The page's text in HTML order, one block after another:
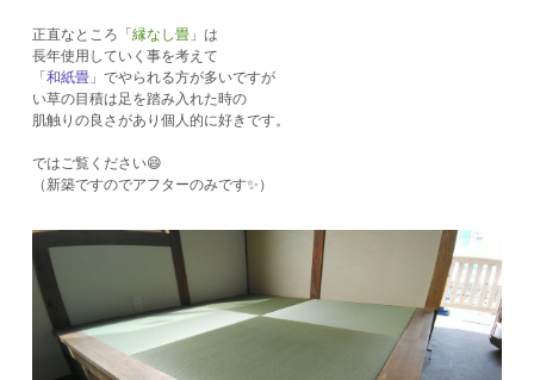
正直なところ「 縁なし畳 」は
長年使用していく事を考えて
「 和紙畳 」でやられる方が多いですが
い草の目積は足を踏み入れた時の
肌触りの良さがあり個人的に好きです。
ではご覧ください😄
（新築ですのでアフターのみです✨）